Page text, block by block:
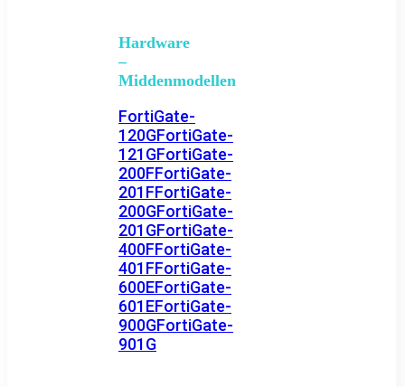
Hardware
–
Middenmodellen
FortiGate-
120GFortiGate-
121GFortiGate-
200FFortiGate-
201FFortiGate-
200GFortiGate-
201GFortiGate-
400FFortiGate-
401FFortiGate-
600EFortiGate-
601EFortiGate-
900GFortiGate-
901G